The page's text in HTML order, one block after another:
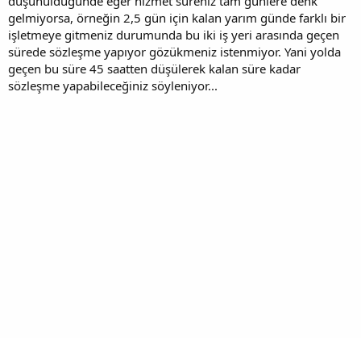
gelmiyorsa, örneğin 2,5 gün için kalan yarım günde farklı bir
işletmeye gitmeniz durumunda bu iki iş yeri arasında geçen
sürede sözleşme yapıyor gözükmeniz istenmiyor. Yani yolda
geçen bu süre 45 saatten düşülerek kalan süre kadar
sözleşme yapabileceğiniz söyleniyor...